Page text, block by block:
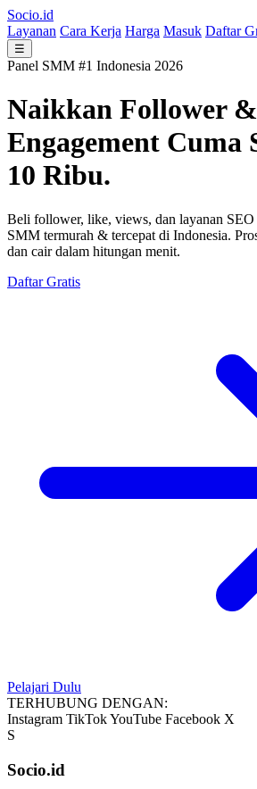
Socio.id
Layanan Cara Kerja Harga Masuk Daftar
☰
Panel SMM #1 Indonesia 2026
Naikkan Follower &
Engagement Cuma
10 Ribu.
Beli follower, like, views, dan layanan SEO
SMM termurah & tercepat di Indonesia.
dan cair dalam hitungan menit.
Daftar Gratis
Pelajari Dulu
TERHUBUNG DENGAN:
Instagram TikTokYouTube Facebook X
S
Socio.id